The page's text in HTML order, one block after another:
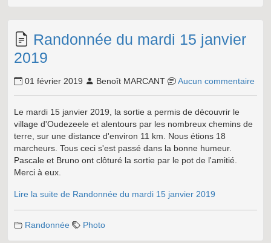
Randonnée du mardi 15 janvier
2019
01 février 2019 Benoît MARCANT Aucun commentaire
Le mardi 15 janvier 2019, la sortie a permis de découvrir le
village d'Oudezeele et alentours par les nombreux chemins de
terre, sur une distance d'environ 11 km. Nous étions 18
marcheurs. Tous ceci s'est passé dans la bonne humeur.
Pascale et Bruno ont clôturé la sortie par le pot de l'amitié.
Merci à eux.
Lire la suite de Randonnée du mardi 15 janvier 2019
Randonnée Photo